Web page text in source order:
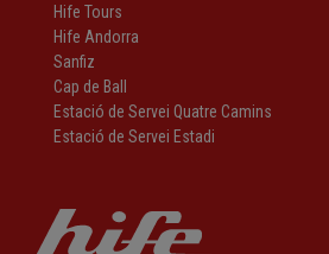
Hife Tours
Hife Andorra
Sanfiz
Cap de Ball
Estació de Servei Quatre Camins
Estació de Servei Estadi